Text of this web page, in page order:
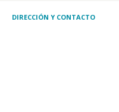
DIRECCIÓN Y CONTACTO